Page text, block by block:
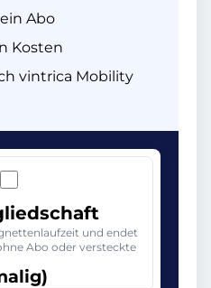
Abo
Kosten
vintrica Mobility
und endet
Abo oder versteckte